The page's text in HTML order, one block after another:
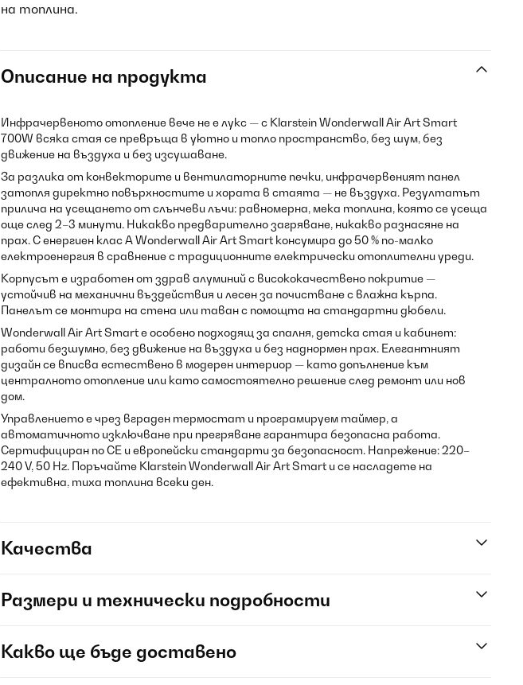
на топлина.
Описание на продукта
Инфрачервеното отопление вече не е лукс — с Klarstein Wonderwall Air Art Smart
700W всяка стая се превръща в уютно и топло пространство, без шум, без
движение на въздуха и без изсушаване.
За разлика от конвекторите и вентилаторните печки, инфрачервеният панел
затопля директно повърхностите и хората в стаята — не въздуха. Резултатът
прилича на усещането от слънчеви лъчи: равномерна, мека топлина, която се усеща
още след 2–3 минути. Никакво предварително загряване, никакво разнасяне на
прах. С енергиен клас А Wonderwall Air Art Smart консумира до 50 % по-малко
електроенергия в сравнение с традиционните електрически отоплителни уреди.
Корпусът е изработен от здрав алуминий с висококачествено покритие —
устойчив на механични въздействия и лесен за почистване с влажна кърпа.
Панелът се монтира на стена или таван с помощта на стандартни дюбели.
Wonderwall Air Art Smart е особено подходящ за спалня, детска стая и кабинет:
работи безшумно, без движение на въздуха и без наднормен прах. Елегантният
дизайн се вписва естествено в модерен интериор — като допълнение към
централното отопление или като самостоятелно решение след ремонт или нов
дом.
Управлението е чрез вграден термостат и програмируем таймер, а
автоматичното изключване при прегряване гарантира безопасна работа.
Сертифициран по CE и европейски стандарти за безопасност. Напрежение: 220–
240 V, 50 Hz. Поръчайте Klarstein Wonderwall Air Art Smart и се насладете на
ефективна, тиха топлина всеки ден.
Качества
Размери и технически подробности
Какво ще бъде доставено